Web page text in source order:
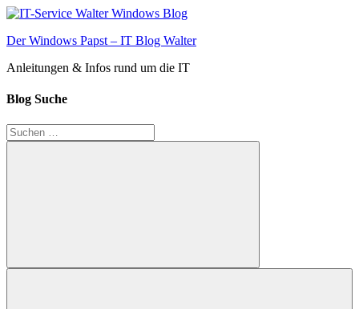
Zum
springen
Der Windows Papst – IT Blog Walter
Anleitungen & Infos rund um die IT
Blog Suche
Suchen
nach:
Suchen